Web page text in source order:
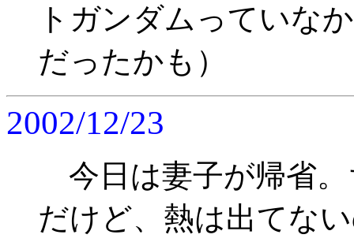
トガンダムっていな
だったかも）
2002/12/23
今日は妻子が帰省。
だけど、熱は出てな